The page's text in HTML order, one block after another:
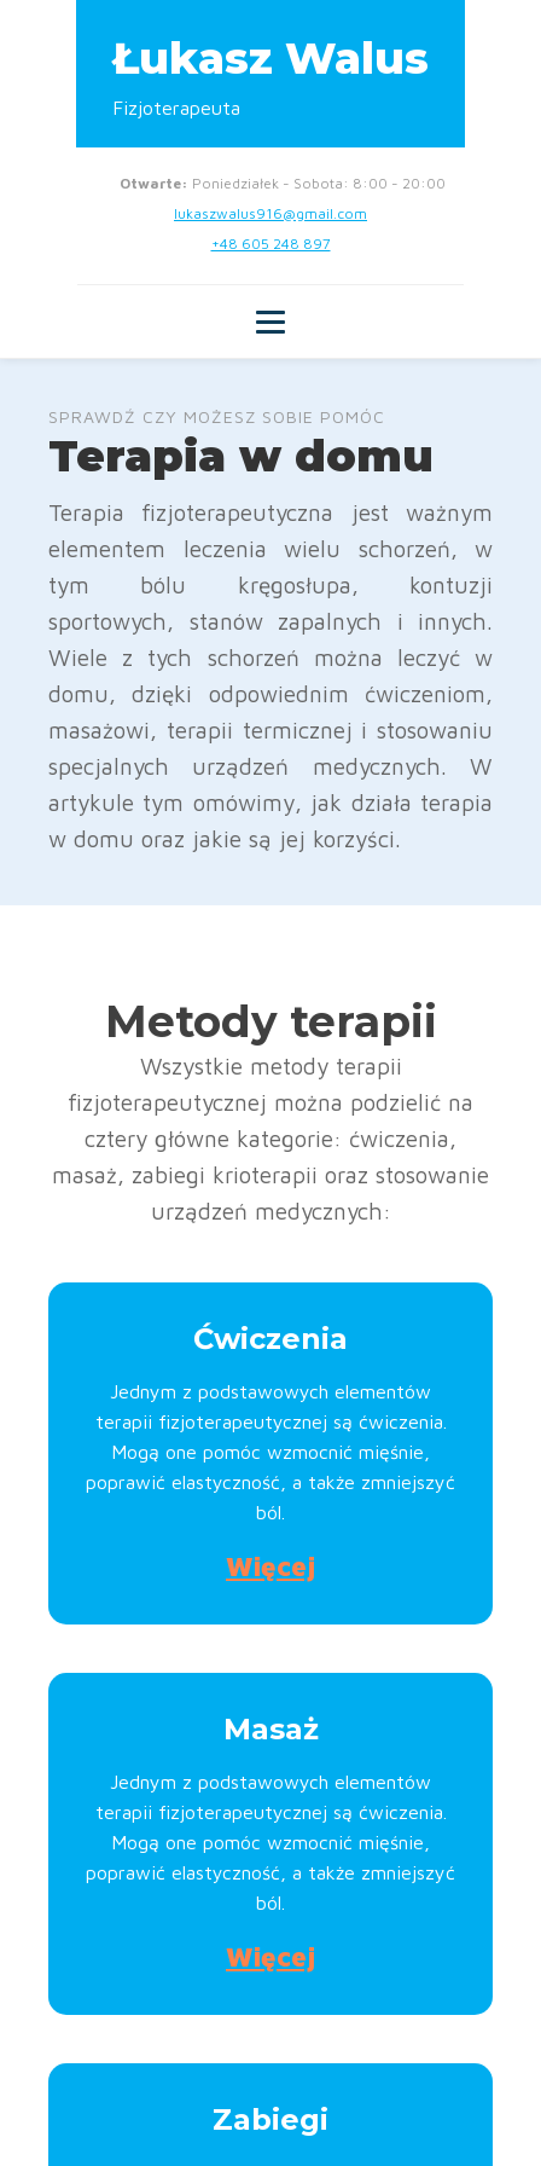
Łukasz Walus
Fizjoterapeuta
Otwarte: Poniedziałek - Sobota: 8:00 - 20:00
lukaszwalus916@gmail.com
+48 605 248 897
SPRAWDŹ CZY MOŻESZ SOBIE POMÓC
Terapia w domu
Terapia fizjoterapeutyczna jest ważnym
elementem leczenia wielu schorzeń, w
tym bólu kręgosłupa, kontuzji
sportowych, stanów zapalnych i innych.
Wiele z tych schorzeń można leczyć w
domu, dzięki odpowiednim ćwiczeniom,
masażowi, terapii termicznej i stosowaniu
specjalnych urządzeń medycznych. W
artykule tym omówimy, jak działa terapia
w domu oraz jakie są jej korzyści.
Metody terapii
Wszystkie metody terapii
fizjoterapeutycznej można podzielić na
cztery główne kategorie: ćwiczenia,
masaż, zabiegi krioterapii oraz stosowanie
urządzeń medycznych:
Ćwiczenia
Jednym z podstawowych elementów
terapii fizjoterapeutycznej są ćwiczenia.
Mogą one pomóc wzmocnić mięśnie,
poprawić elastyczność, a także zmniejszyć
ból.
Więcej
Masaż
Jednym z podstawowych elementów
terapii fizjoterapeutycznej są ćwiczenia.
Mogą one pomóc wzmocnić mięśnie,
poprawić elastyczność, a także zmniejszyć
ból.
Więcej
Zabiegi